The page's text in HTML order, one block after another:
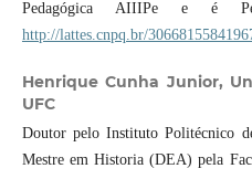
Pedagógica AIIIPe e é
http://lattes.cnpq.br/
Henrique Cunha Junior,
UFC
Doutor pelo Instituto Politécnico
Mestre em Historia (DEA) pela